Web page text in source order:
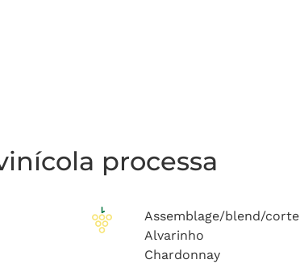
processa
Assemblage/blend/corte
Alvarinho
Chardonnay